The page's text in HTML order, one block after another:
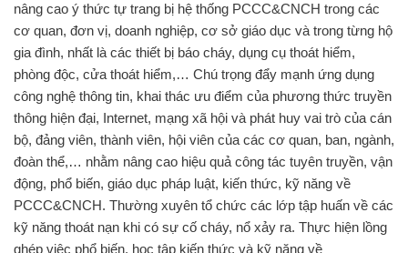
nâng cao ý thức tự trang bị hệ thống PCCC&CNCH trong các
cơ quan, đơn vị, doanh nghiệp, cơ sở giáo dục và trong từng hộ
gia đình, nhất là các thiết bị báo cháy, dụng cụ thoát hiểm,
phòng độc, cửa thoát hiểm,… Chú trọng đẩy mạnh ứng dụng
công nghệ thông tin, khai thác ưu điểm của phương thức truyền
thông hiện đại, Internet, mạng xã hội và phát huy vai trò của cán
bộ, đảng viên, thành viên, hội viên của các cơ quan, ban, ngành,
đoàn thể,… nhằm nâng cao hiệu quả công tác tuyên truyền, vận
động, phổ biến, giáo dục pháp luật, kiến thức, kỹ năng về
PCCC&CNCH. Thường xuyên tổ chức các lớp tập huấn về các
kỹ năng thoát nạn khi có sự cố cháy, nổ xảy ra. Thực hiện lồng
ghép việc phổ biến, học tập kiến thức và kỹ năng về